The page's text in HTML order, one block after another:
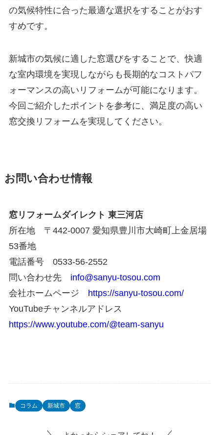
の気候特性に合った最適な選択をすることがおす
すめです。
新城市の気候に適した窓選びをすることで、快適
な室内環境を実現しながらも長期的なコストパフ
ォーマンスの高いリフォームが可能になります。
今回ご紹介したポイントを参考に、満足度の高い
窓交換リフォームを実現してください。
お問い合わせ情報
窓リフォームダイレクト 東三河店
所在地 〒442-0007 愛知県豊川市大崎町上金居場
53番地
電話番号 0533-56-2552
問い合わせ先 info@sanyu-tosou.com
会社ホームページ
https://sanyu-tosou.com/
YouTubeチャンネルアドレス
https://www.youtube.com/@team-sanyu
コラム 新城市 窓